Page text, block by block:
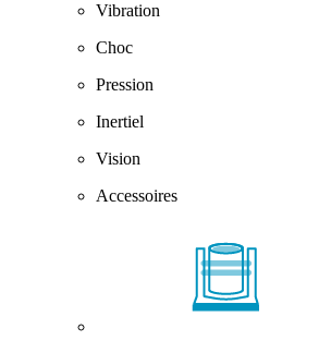
Vibration
Choc
Pression
Inertiel
Vision
Accessoires